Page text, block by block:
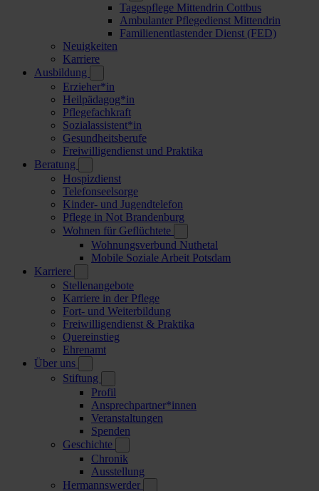
Tagespflege Mittendrin Cottbus
Ambulanter Pflegedienst Mittendrin
Familienentlastender Dienst (FED)
Neuigkeiten
Karriere
Ausbildung
Erzieher*in
Heilpädagog*in
Pflegefachkraft
Sozialassistent*in
Gesundheitsberufe
Freiwilligendienst und Praktika
Beratung
Hospizdienst
Telefonseelsorge
Kinder- und Jugendtelefon
Pflege in Not Brandenburg
Wohnen für Geflüchtete
Wohnungsverbund Nuthetal
Mobile Soziale Arbeit Potsdam
Karriere
Stellenangebote
Karriere in der Pflege
Fort- und Weiterbildung
Freiwilligendienst & Praktika
Quereinstieg
Ehrenamt
Über uns
Stiftung
Profil
Ansprechpartner*innen
Veranstaltungen
Spenden
Geschichte
Chronik
Ausstellung
Hermannswerder